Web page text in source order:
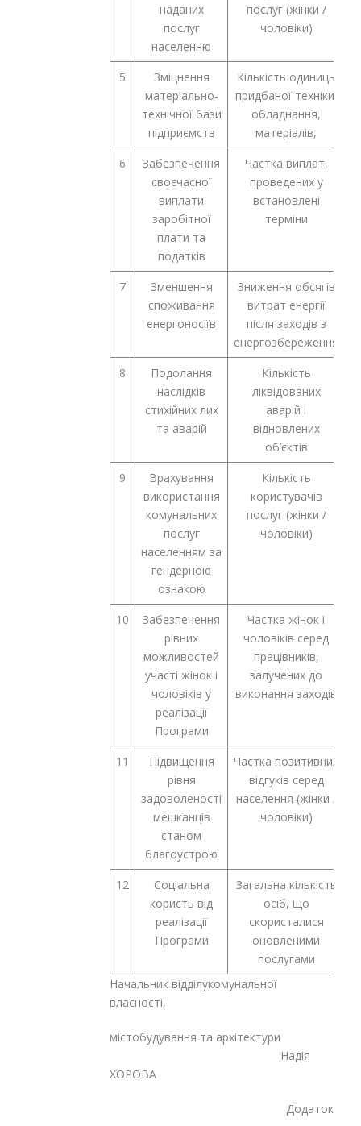
наданих
послуг
населенню
послуг (жінки /
чоловіки)
5
Зміцнення
матеріально-
технічної бази
підприємств
Кількість одиниць
придбаної техніки,
обладнання,
матеріалів,
6
Забезпечення
своєчасної
виплати
заробітної
плати та
податків
Частка виплат,
проведених у
встановлені
терміни
7
Зменшення
споживання
енергоносіїв
Зниження обсягів
витрат енергії
після заходів з
енергозбереження
8
Подолання
наслідків
стихійних лих
та аварій
Кількість
ліквідованих
аварій і
відновлених
об’єктів
9
Врахування
використання
комунальних
послуг
населенням за
гендерною
ознакою
Кількість
користувачів
послуг (жінки /
чоловіки)
10
Забезпечення
рівних
можливостей
участі жінок і
чоловіків у
реалізації
Програми
Частка жінок і
чоловіків серед
працівників,
залучених до
виконання заходів
11
Підвищення
рівня
задоволеності
мешканців
станом
благоустрою
Частка позитивних
відгуків серед
населення (жінки /
чоловіки)
12
Соціальна
користь від
реалізації
Програми
Загальна кількість
осіб, що
скористалися
оновленими
послугами
Начальник відділукомунальної
власності,
містобудування та архітектури
Надія
ХОРОВА
Додаток